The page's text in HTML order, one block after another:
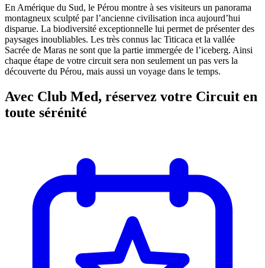
En Amérique du Sud, le Pérou montre à ses visiteurs un panorama
montagneux sculpté par l’ancienne civilisation inca aujourd’hui
disparue. La biodiversité exceptionnelle lui permet de présenter des
paysages inoubliables. Les très connus lac Titicaca et la vallée
Sacrée de Maras ne sont que la partie immergée de l’iceberg. Ainsi
chaque étape de votre circuit sera non seulement un pas vers la
découverte du Pérou, mais aussi un voyage dans le temps.
Avec Club Med, réservez votre Circuit en
toute sérénité